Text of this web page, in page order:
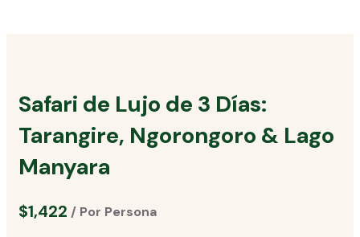
Safari de Lujo de 3 Días:
Tarangire, Ngorongoro & Lago
Manyara
$1,422 / Por Persona